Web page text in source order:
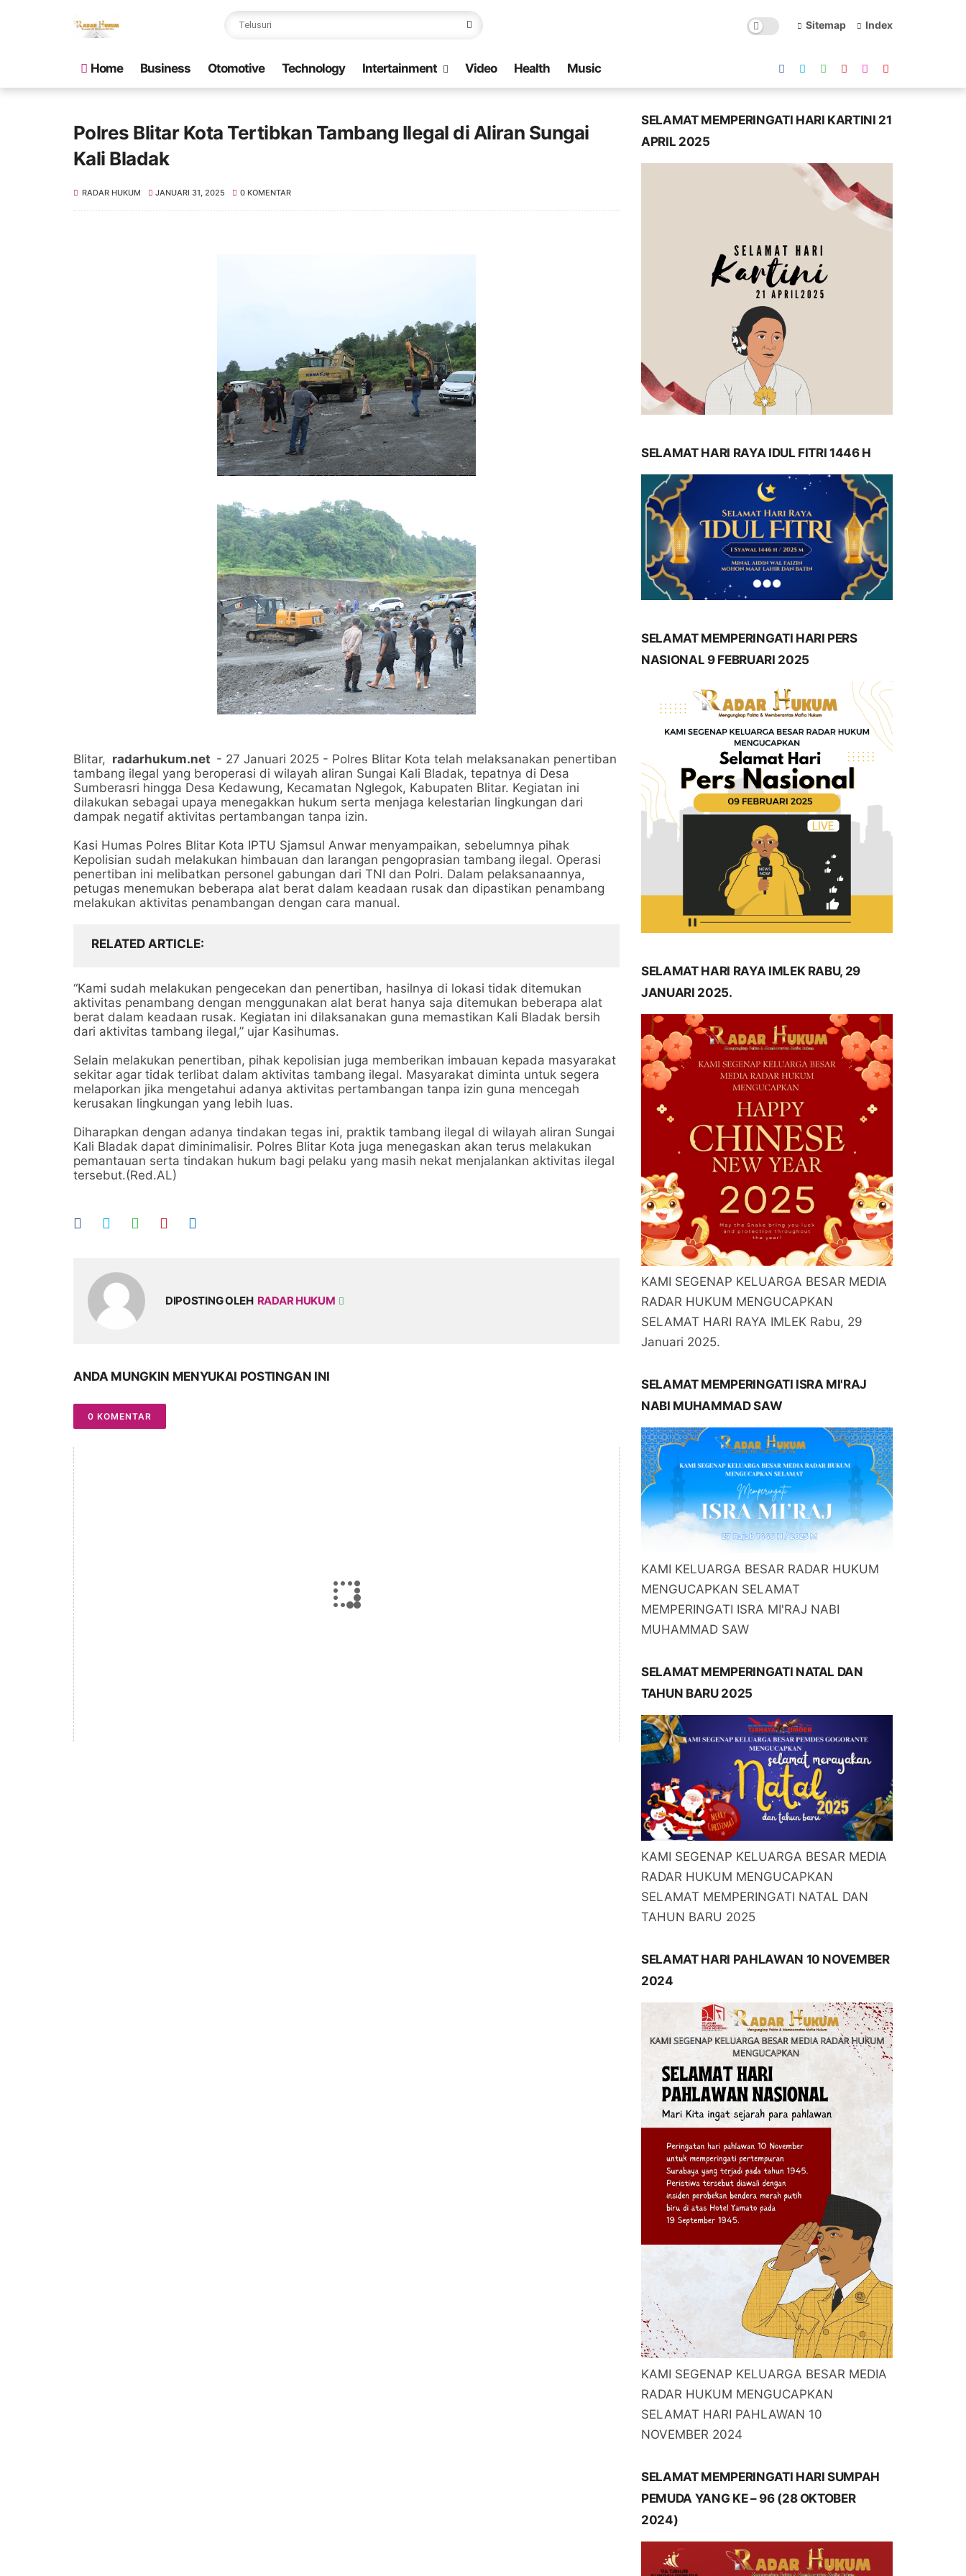
Sitemap Index
Home Business Otomotive Technology Intertainment Video Health Music
Polres Blitar Kota Tertibkan Tambang Ilegal di Aliran Sungai
Kali Bladak
RADAR HUKUM JANUARI 31, 2025 0 KOMENTAR
Blitar, radarhukum.net - 27 Januari 2025 - Polres Blitar Kota telah melaksanakan penertiban
tambang ilegal yang beroperasi di wilayah aliran Sungai Kali Bladak, tepatnya di Desa
Sumberasri hingga Desa Kedawung, Kecamatan Nglegok, Kabupaten Blitar. Kegiatan ini
dilakukan sebagai upaya menegakkan hukum serta menjaga kelestarian lingkungan dari
dampak negatif aktivitas pertambangan tanpa izin.
Kasi Humas Polres Blitar Kota IPTU Sjamsul Anwar menyampaikan, sebelumnya pihak
Kepolisian sudah melakukan himbauan dan larangan pengoprasian tambang ilegal. Operasi
penertiban ini melibatkan personel gabungan dari TNI dan Polri. Dalam pelaksanaannya,
petugas menemukan beberapa alat berat dalam keadaan rusak dan dipastikan penambang
melakukan aktivitas penambangan dengan cara manual.
RELATED ARTICLE
“Kami sudah melakukan pengecekan dan penertiban, hasilnya di lokasi tidak ditemukan
aktivitas penambang dengan menggunakan alat berat hanya saja ditemukan beberapa alat
berat dalam keadaan rusak. Kegiatan ini dilaksanakan guna memastikan Kali Bladak bersih
dari aktivitas tambang ilegal,” ujar Kasihumas.
Selain melakukan penertiban, pihak kepolisian juga memberikan imbauan kepada masyarakat
sekitar agar tidak terlibat dalam aktivitas tambang ilegal. Masyarakat diminta untuk segera
melaporkan jika mengetahui adanya aktivitas pertambangan tanpa izin guna mencegah
kerusakan lingkungan yang lebih luas.
Diharapkan dengan adanya tindakan tegas ini, praktik tambang ilegal di wilayah aliran Sungai
Kali Bladak dapat diminimalisir. Polres Blitar Kota juga menegaskan akan terus melakukan
pemantauan serta tindakan hukum bagi pelaku yang masih nekat menjalankan aktivitas ilegal
tersebut.(Red.AL)
DIPOSTING OLEH RADAR HUKUM
ANDA MUNGKIN MENYUKAI POSTINGAN INI
0 KOMENTAR
SELAMAT MEMPERINGATI HARI KARTINI 21
APRIL 2025
SELAMAT HARI RAYA IDUL FITRI 1446 H
SELAMAT MEMPERINGATI HARI PERS
NASIONAL 9 FEBRUARI 2025
SELAMAT HARI RAYA IMLEK RABU, 29
JANUARI 2025.
KAMI SEGENAP KELUARGA BESAR MEDIA
RADAR HUKUM MENGUCAPKAN
SELAMAT HARI RAYA IMLEK Rabu, 29
Januari 2025.
SELAMAT MEMPERINGATI ISRA MI'RAJ
NABI MUHAMMAD SAW
KAMI KELUARGA BESAR RADAR HUKUM
MENGUCAPKAN SELAMAT
MEMPERINGATI ISRA MI'RAJ NABI
MUHAMMAD SAW
SELAMAT MEMPERINGATI NATAL DAN
TAHUN BARU 2025
KAMI SEGENAP KELUARGA BESAR MEDIA
RADAR HUKUM MENGUCAPKAN
SELAMAT MEMPERINGATI NATAL DAN
TAHUN BARU 2025
SELAMAT HARI PAHLAWAN 10 NOVEMBER
2024
KAMI SEGENAP KELUARGA BESAR MEDIA
RADAR HUKUM MENGUCAPKAN
SELAMAT HARI PAHLAWAN 10
NOVEMBER 2024
SELAMAT MEMPERINGATI HARI SUMPAH
PEMUDA YANG KE – 96 (28 OKTOBER
2024)